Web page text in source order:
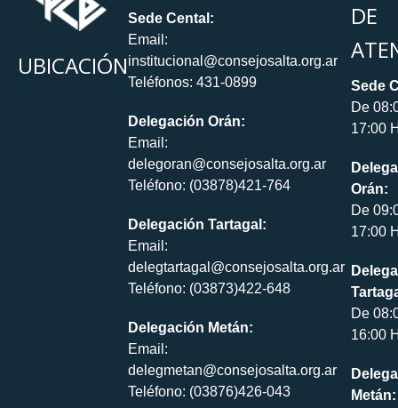
UBICACIÓN
Sede Cental:
Email:
institucional@consejosalta.org.ar
Teléfonos: 431-0899
Delegación Orán:
Email:
delegoran@consejosalta.org.ar
Teléfono: (03878)421-764
Delegación Tartagal:
Email:
delegtartagal@consejosalta.org.ar
Teléfono: (03873)422-648
Delegación Metán:
Email:
delegmetan@consejosalta.org.ar
Teléfono: (03876)426-043
DE
Sede
De
17:00
Orán:
De
17:00
De
16:00
Metán: